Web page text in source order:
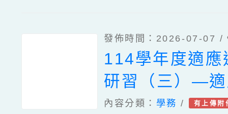
發佈時間：2026-07-07 /
114學年度適應
研習（三）—
運動輔具
內容分類： 學務 / 有上傳附